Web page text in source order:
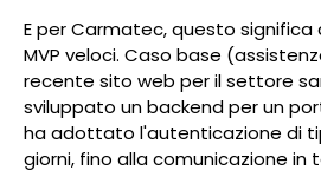
E per Carmatec, questo significa
MVP veloci. Caso base
recente sito web per il settore
sviluppato un backend per un
ha adottato l'autenticazione di
giorni, fino alla comunicazione in